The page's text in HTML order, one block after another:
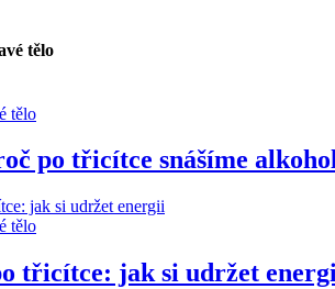
tělo
tělo
po třicítce snášíme
tělo
třicítce: jak si udržet